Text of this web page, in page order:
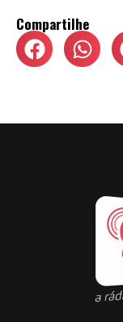
Compartilhe